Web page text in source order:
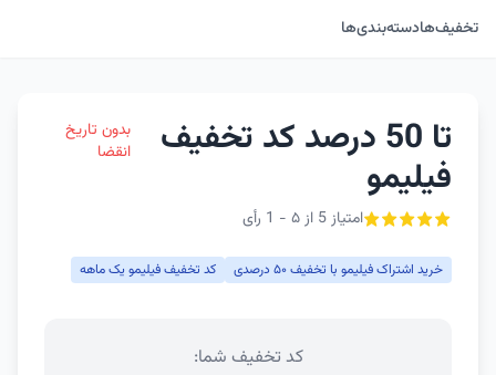
تخفیف‌هادسته‌بندی‌ها
تا 50 درصد کد تخفیف
فیلیمو
امتیاز 5 از ۵ - 1 رأی
بدون تاریخ
انقضا
خرید اشتراک فیلیمو با تخفیف ۵۰ درصدی کد تخفیف فیلیمو یک ماهه
کد تخفیف شما: